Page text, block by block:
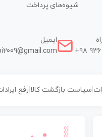
شیوه‌های پرداخت
+98 936
ایمیل
سیاست بازگشت کالا رفع